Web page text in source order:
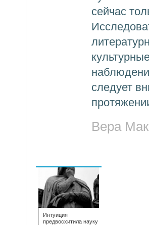
сейчас
следует
Вера
Интуиция
предвосхитила науку